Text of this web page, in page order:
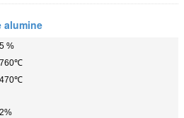
alumine
%